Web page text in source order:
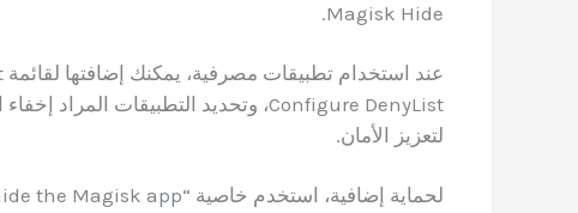
Magisk Hide.
لتعزيز الأمان.